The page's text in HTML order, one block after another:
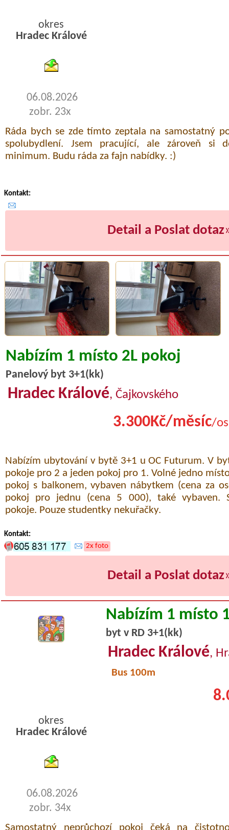
okres
Hradec Králové
06.08.2026
zobr. 23x
Ráda bych se zde tímto zeptala na samostatný
spolubydlení. Jsem pracující, ale zároveň si
minimum. Budu ráda za fajn nabídky. :)
Kontakt:
Detail a Poslat dotaz
Nabízím 1 místo 2L pokoj
Panelový byt 3+1(kk)
Hradec Králové, Čajkovského
3.300Kč/měsíc/
Nabízím ubytování v bytě 3+1 u OC Futurum. V
pokoje pro 2 a jeden pokoj pro 1. Volné jedno
pokoj s balkonem, vybaven nábytkem (cena za
pokoj pro jednu (cena 5 000), také vybaven.
pokoje. Pouze studentky nekuřačky.
Kontakt:
2x foto
Detail a Poslat dotaz
Nabízím 1 místo
byt v RD 3+1(kk)
Hradec Králové,
Bus 100m
okres
Hradec Králové
06.08.2026
zobr. 34x
Samostatný neprůchozí pokoj čeká na